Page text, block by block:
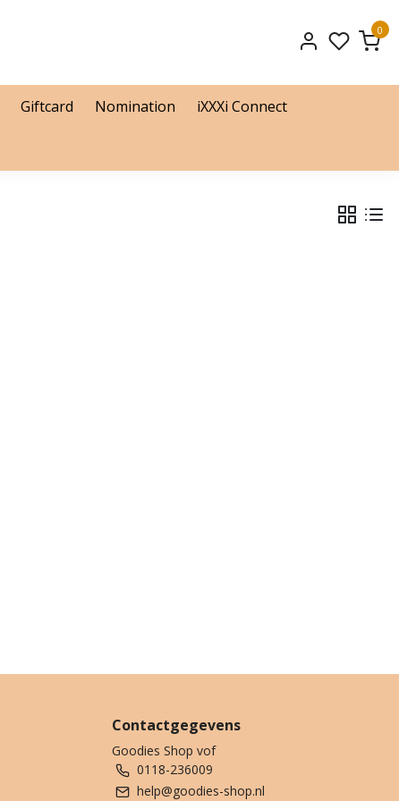
0
Giftcard Nomination iXXXi Connect
Contactgegevens
Goodies Shop vof
0118-236009
help@goodies-shop.nl